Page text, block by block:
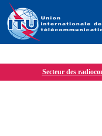
Secteur des